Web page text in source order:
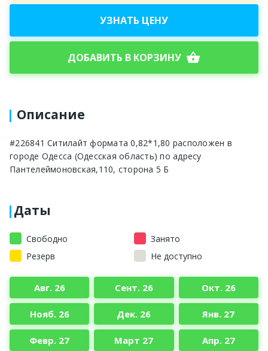
УЗНАТЬ ЦЕНУ
ДОБАВИТЬ В КОРЗИНУ shopping_basket
Описание
#226841 Ситилайт формата 0,82*1,80 расположен в
городе Одесса (Одесская область) по адресу
Пантелеймоновская,110, сторона 5 Б
Даты
Свободно
Занято
Резерв
Не доступно
Авг. 26 Сент. 26 Окт. 26
Нояб. 26 Дек. 26 Янв. 27
Февр. 27 Март 27 Апр. 27